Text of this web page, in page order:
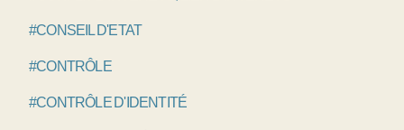
#CONSEIL D'ETAT
#CONTRÔLE
#CONTRÔLE D'IDENTITÉ